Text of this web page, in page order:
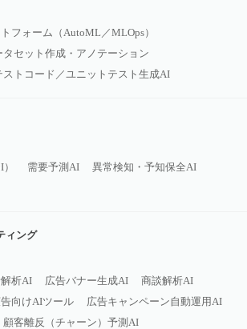
フォーム（AutoML／MLOps）
タセット作成・アノテーション
ストコード／ユニットテスト生成AI
需要予測AI
異常検知・予知保全AI
ィング
析AI 広告バナー生成AI
商談解析AI
向けAIツール
広告キャンペーン自動運用AI
顧客離反（チャーン）予測AI